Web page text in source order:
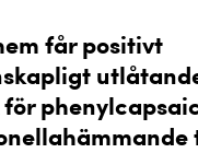
får positivt
för